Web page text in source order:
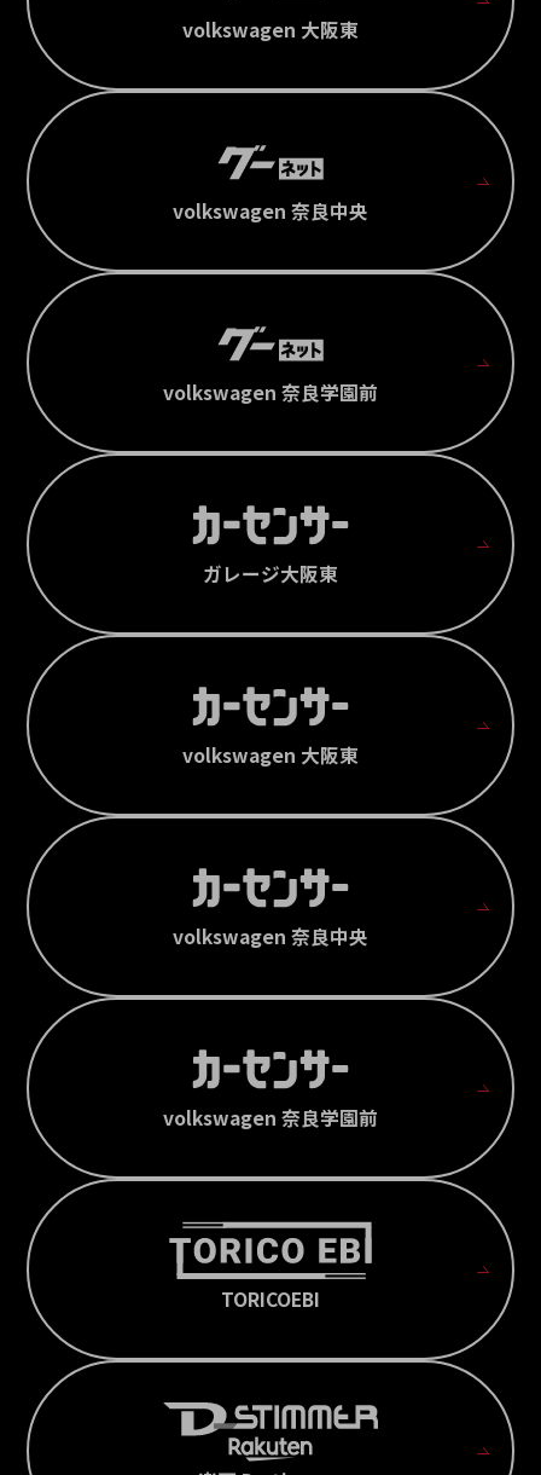
volkswagen 大阪東
volkswagen 奈良中央
volkswagen 奈良学園前
ガレージ大阪東
volkswagen 大阪東
volkswagen 奈良中央
volkswagen 奈良学園前
TORICOEBI